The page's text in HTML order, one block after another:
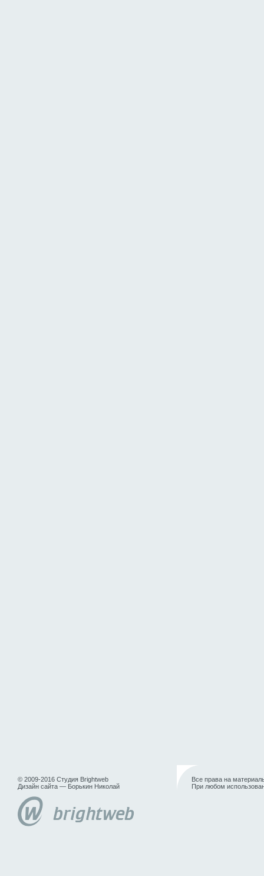
© 2009-2016 Студия Brightweb
Дизайн сайта — Борькин Николай
Все права на
При любом